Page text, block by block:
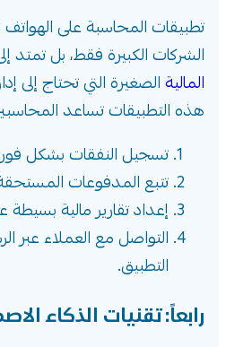
تطبيقات المحاسبة على الهواتف
الشركات الكبيرة فقط، بل تمتد
المالية الصغيرة التي تحتاج إلى
هذه التطبيقات تساعد
تسجيل النفقات بشكل فوري
تتبع المدفوعات
إعداد تقارير مالية بسيطة
التواصل مع العملاء عبر
التطبيق.
رابعاً: تقنيات الذكاء